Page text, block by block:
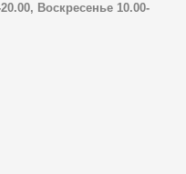
Воскресенье 10.00-